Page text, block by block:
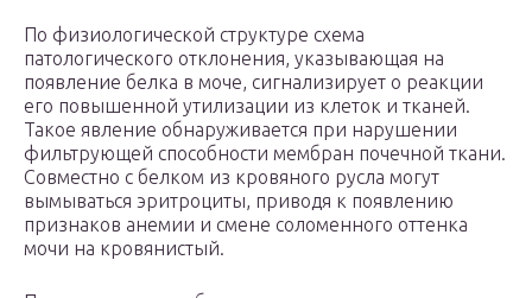
По физиологической структуре схема
патологического отклонения, указывающая на
появление белка в моче, сигнализирует о реакции
его повышенной утилизации из клеток и тканей.
Такое явление обнаруживается при нарушении
фильтрующей способности мембран почечной ткани.
Совместно с белком из кровяного русла могут
вымываться эритроциты, приводя к появлению
признаков анемии и смене соломенного оттенка
мочи на кровянистый.